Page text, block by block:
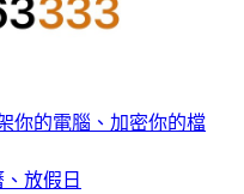
你的電腦、加密你的檔
放假日